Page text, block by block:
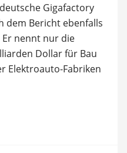
Gigafactory
dem Bericht ebenfalls
nennt nur die
Dollar für Bau
Elektroauto-Fabriken